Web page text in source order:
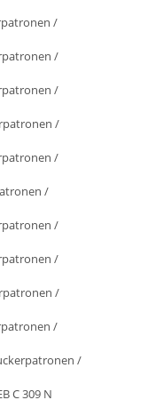
/
/
/
/
/
/
/
/
/
/
/
C 309 N